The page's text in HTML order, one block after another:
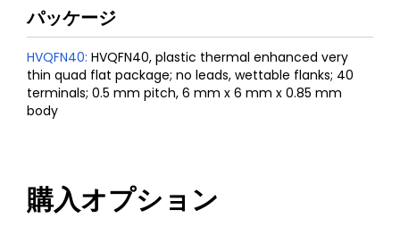
パッケージ
HVQFN40: HVQFN40, plastic thermal enhanced very
thin quad flat package; no leads, wettable flanks; 40
terminals; 0.5 mm pitch, 6 mm x 6 mm x 0.85 mm
body
購入オプション